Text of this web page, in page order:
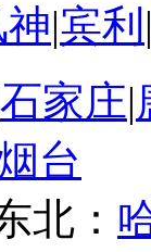
神|宾利
石家庄|
台
北：